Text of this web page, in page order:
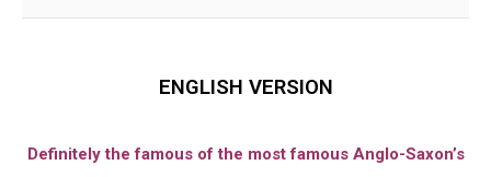
ENGLISH VERSION
Definitely the famous of the most famous Anglo-Saxon’s